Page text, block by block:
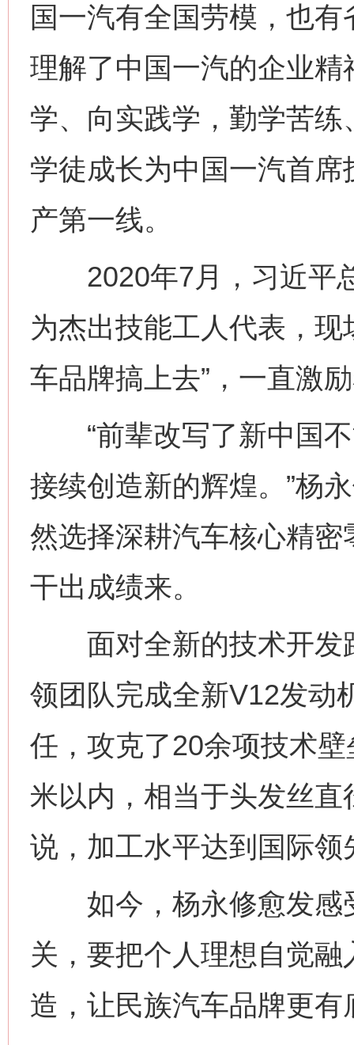
国一汽有全国劳模，也
理解了中国一汽的企业精
学、向实践学，勤学苦
学徒成长为中国一汽首
产第一线。
2020年7月，习近平
为杰出技能工人代表，
车品牌搞上去”，一直激
“前辈改写了新中国不
接续创造新的辉煌。”杨
然选择深耕汽车核心精
干出成绩来。
面对全新的技术开发
领团队完成全新V12发动
任，攻克了20余项技术
米以内，相当于头发丝直
说，加工水平达到国际领
如今，杨永修愈发感
关，要把个人理想自觉
造，让民族汽车品牌更有